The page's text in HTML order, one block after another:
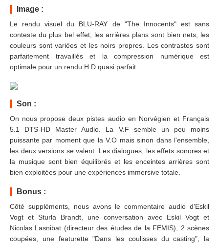
Image :
Le rendu visuel du BLU-RAY de "The Innocents" est sans
conteste du plus bel effet, les arrières plans sont bien nets, les
couleurs sont variées et les noirs propres. Les contrastes sont
parfaitement travaillés et la compression numérique est
optimale pour un rendu H.D quasi parfait.
Son :
On nous propose deux pistes audio en Norvégien et Français
5.1 DTS-HD Master Audio. La V.F semble un peu moins
puissante par moment que la V.O mais sinon dans l'ensemble,
les deux versions se valent. Les dialogues, les effets sonores et
la musique sont bien équilibrés et les enceintes arrières sont
bien exploitées pour une expériences immersive totale.
Bonus :
Côté suppléments, nous avons le commentaire audio d’Eskil
Vogt et Sturla Brandt, une conversation avec Eskil Vogt et
Nicolas Lasnibat (directeur des études de la FEMIS), 2 scènes
coupées, une featurette "Dans les coulisses du casting", la